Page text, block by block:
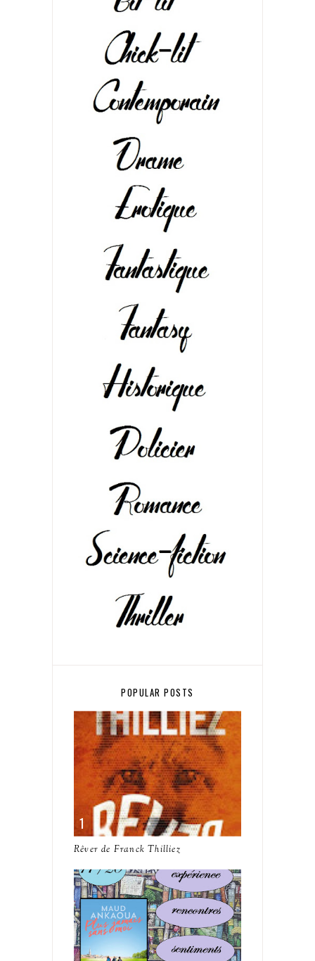
POPULAR POSTS
Rêver de Franck Thilliez